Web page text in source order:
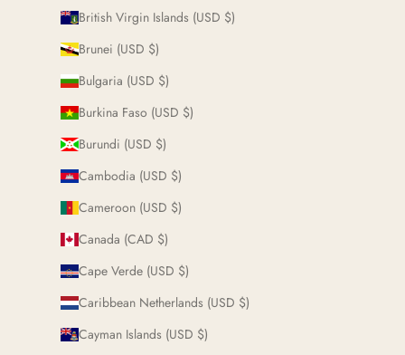
British Virgin Islands (USD $)
Brunei (USD $)
Bulgaria (USD $)
Burkina Faso (USD $)
Burundi (USD $)
Cambodia (USD $)
Cameroon (USD $)
Canada (CAD $)
Cape Verde (USD $)
Caribbean Netherlands (USD $)
Cayman Islands (USD $)